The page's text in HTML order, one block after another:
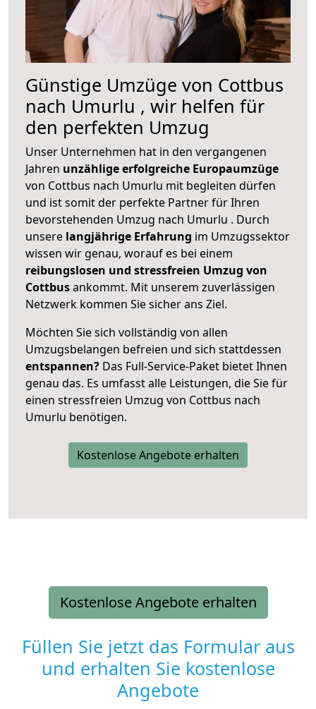
Günstige Umzüge von Cottbus
nach Umurlu , wir helfen für
den perfekten Umzug
Unser Unternehmen hat in den vergangenen
Jahren unzählige erfolgreiche Europaumzüge
von Cottbus nach Umurlu mit begleiten dürfen
und ist somit der perfekte Partner für Ihren
bevorstehenden Umzug nach Umurlu . Durch
unsere langjährige Erfahrung im Umzugssektor
wissen wir genau, worauf es bei einem
reibungslosen und stressfreien Umzug von
Cottbusankommt. Mit unserem zuverlässigen
Netzwerk kommen Sie sicher ans Ziel.
Möchten Sie sich vollständig von allen
Umzugsbelangen befreien und sich stattdessen
entspannen? Das Full-Service-Paket bietet Ihnen
genau das. Es umfasst alle Leistungen, die Sie für
einen stressfreien Umzug von Cottbus nach
Umurlu benötigen.
Kostenlose Angebote erhalten
Kostenlose Angebote erhalten
Füllen Sie jetzt das Formular aus
und erhalten Sie kostenlose
Angebote